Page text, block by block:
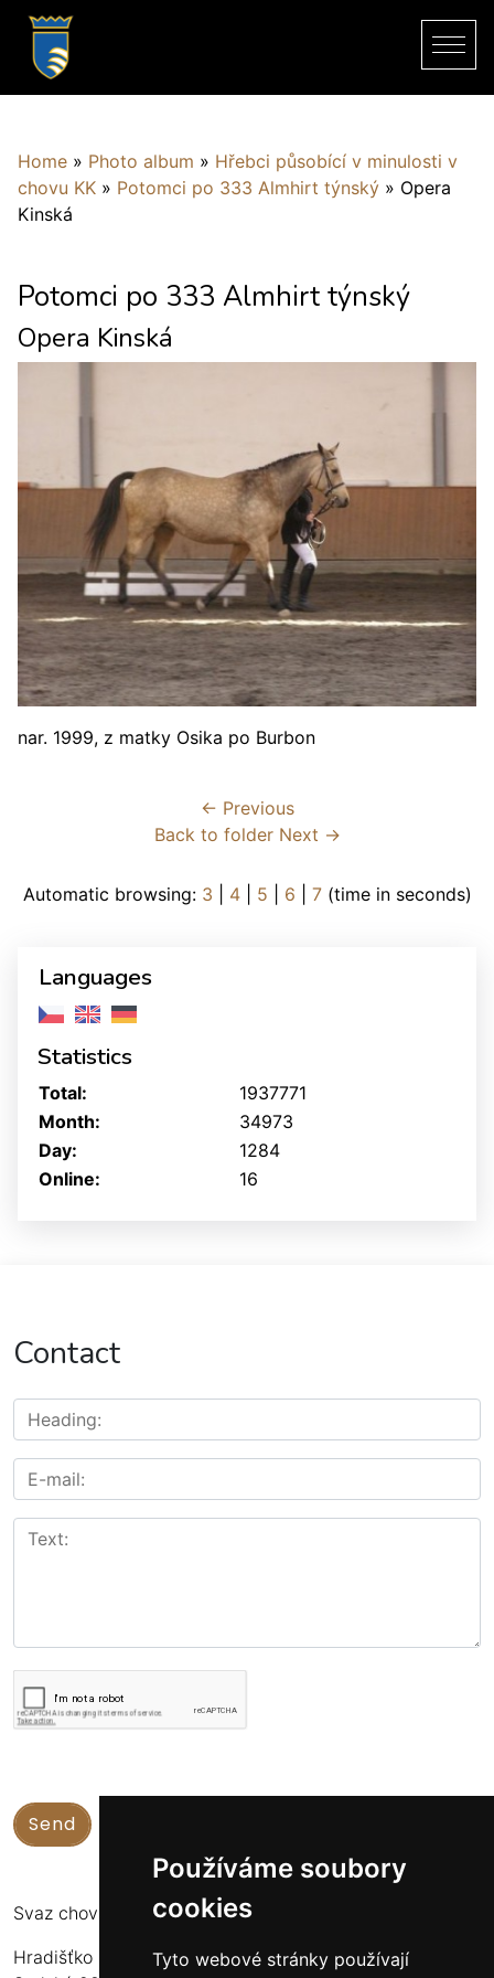
Používáme soubory
cookies
Tyto webové stránky používají
Home » Photo album » Hřebci působící v minulosti v
chovu KK » Potomci po 333 Almhirt týnský » Opera
Kinská
Potomci po 333 Almhirt týnský
Opera Kinská
nar. 1999, z matky Osika po Burbon
← Previous
Back to folder Next →
Automatic browsing: 3 4| 5 6 7(time in seconds)
Languages
Statistics
Online: 16
Total:
1937771
Month:
34973
Day:
1284
Contact
Svaz chovatelů koní Kinských
Hradišťko u Sadské 126